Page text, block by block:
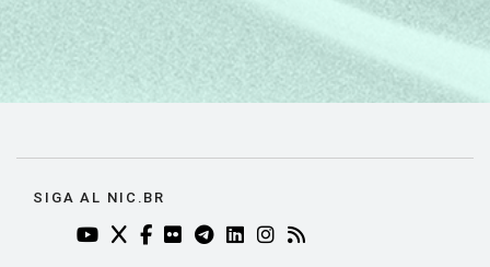
SIGA AL NIC.BR
YOUTUBE DO NIC.BR (ABRE EM NOVA ABA)
TWITTER DO NIC.BR (ABRE EM NOVA ABA)
FACEBOOK DO NIC.BR (ABRE EM NOVA
FLICKR DO NIC.BR (ABRE EM NOVA
TELEGRAM DO NIC.BR (ABRE EM
LINKEDIN DO NIC.BR (ABRE
INSTAGRAM DO NIC.BR
RSS DO NIC.BR (ABRE